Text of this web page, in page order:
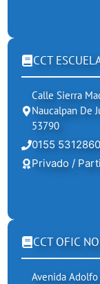
CCT
Calle Sierra
Naucalpan De
53790
0155
Privado /
CCT OFIC
Avenida